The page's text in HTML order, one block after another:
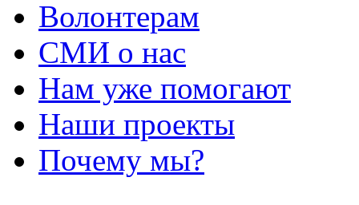
Волонтерам
СМИ о нас
Нам уже помогают
Наши проекты
Почему мы?